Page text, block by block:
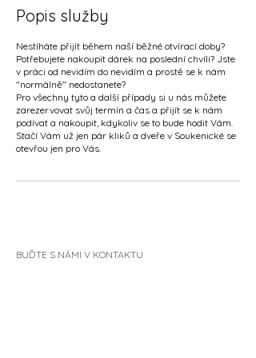
Popis služby
Nestíháte přijít během naší běžné otvírací doby?
Potřebujete nakoupit dárek na poslední chvíli? Jste
v práci od nevidím do nevidím a prostě se k nám
"normálně" nedostanete?
Pro všechny tyto a další případy si u nás můžete
zarezervovat svůj termín a čas a přijít se k nám
podívat a nakoupit, kdykoliv se to bude hodit Vám.
Stačí Vám už jen pár kliků a dveře v Soukenické se
otevřou jen pro Vás.
BUĎTE S NÁMI V KONTAKTU